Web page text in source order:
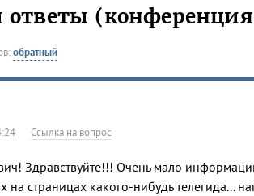
ответы
обратный
Ссылка на вопрос
Здравствуйте!!! Очень мало
на страницах какого-нибудь